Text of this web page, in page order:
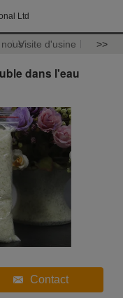
Ltd
Visite d'usine >>
dans l'eau
Contact